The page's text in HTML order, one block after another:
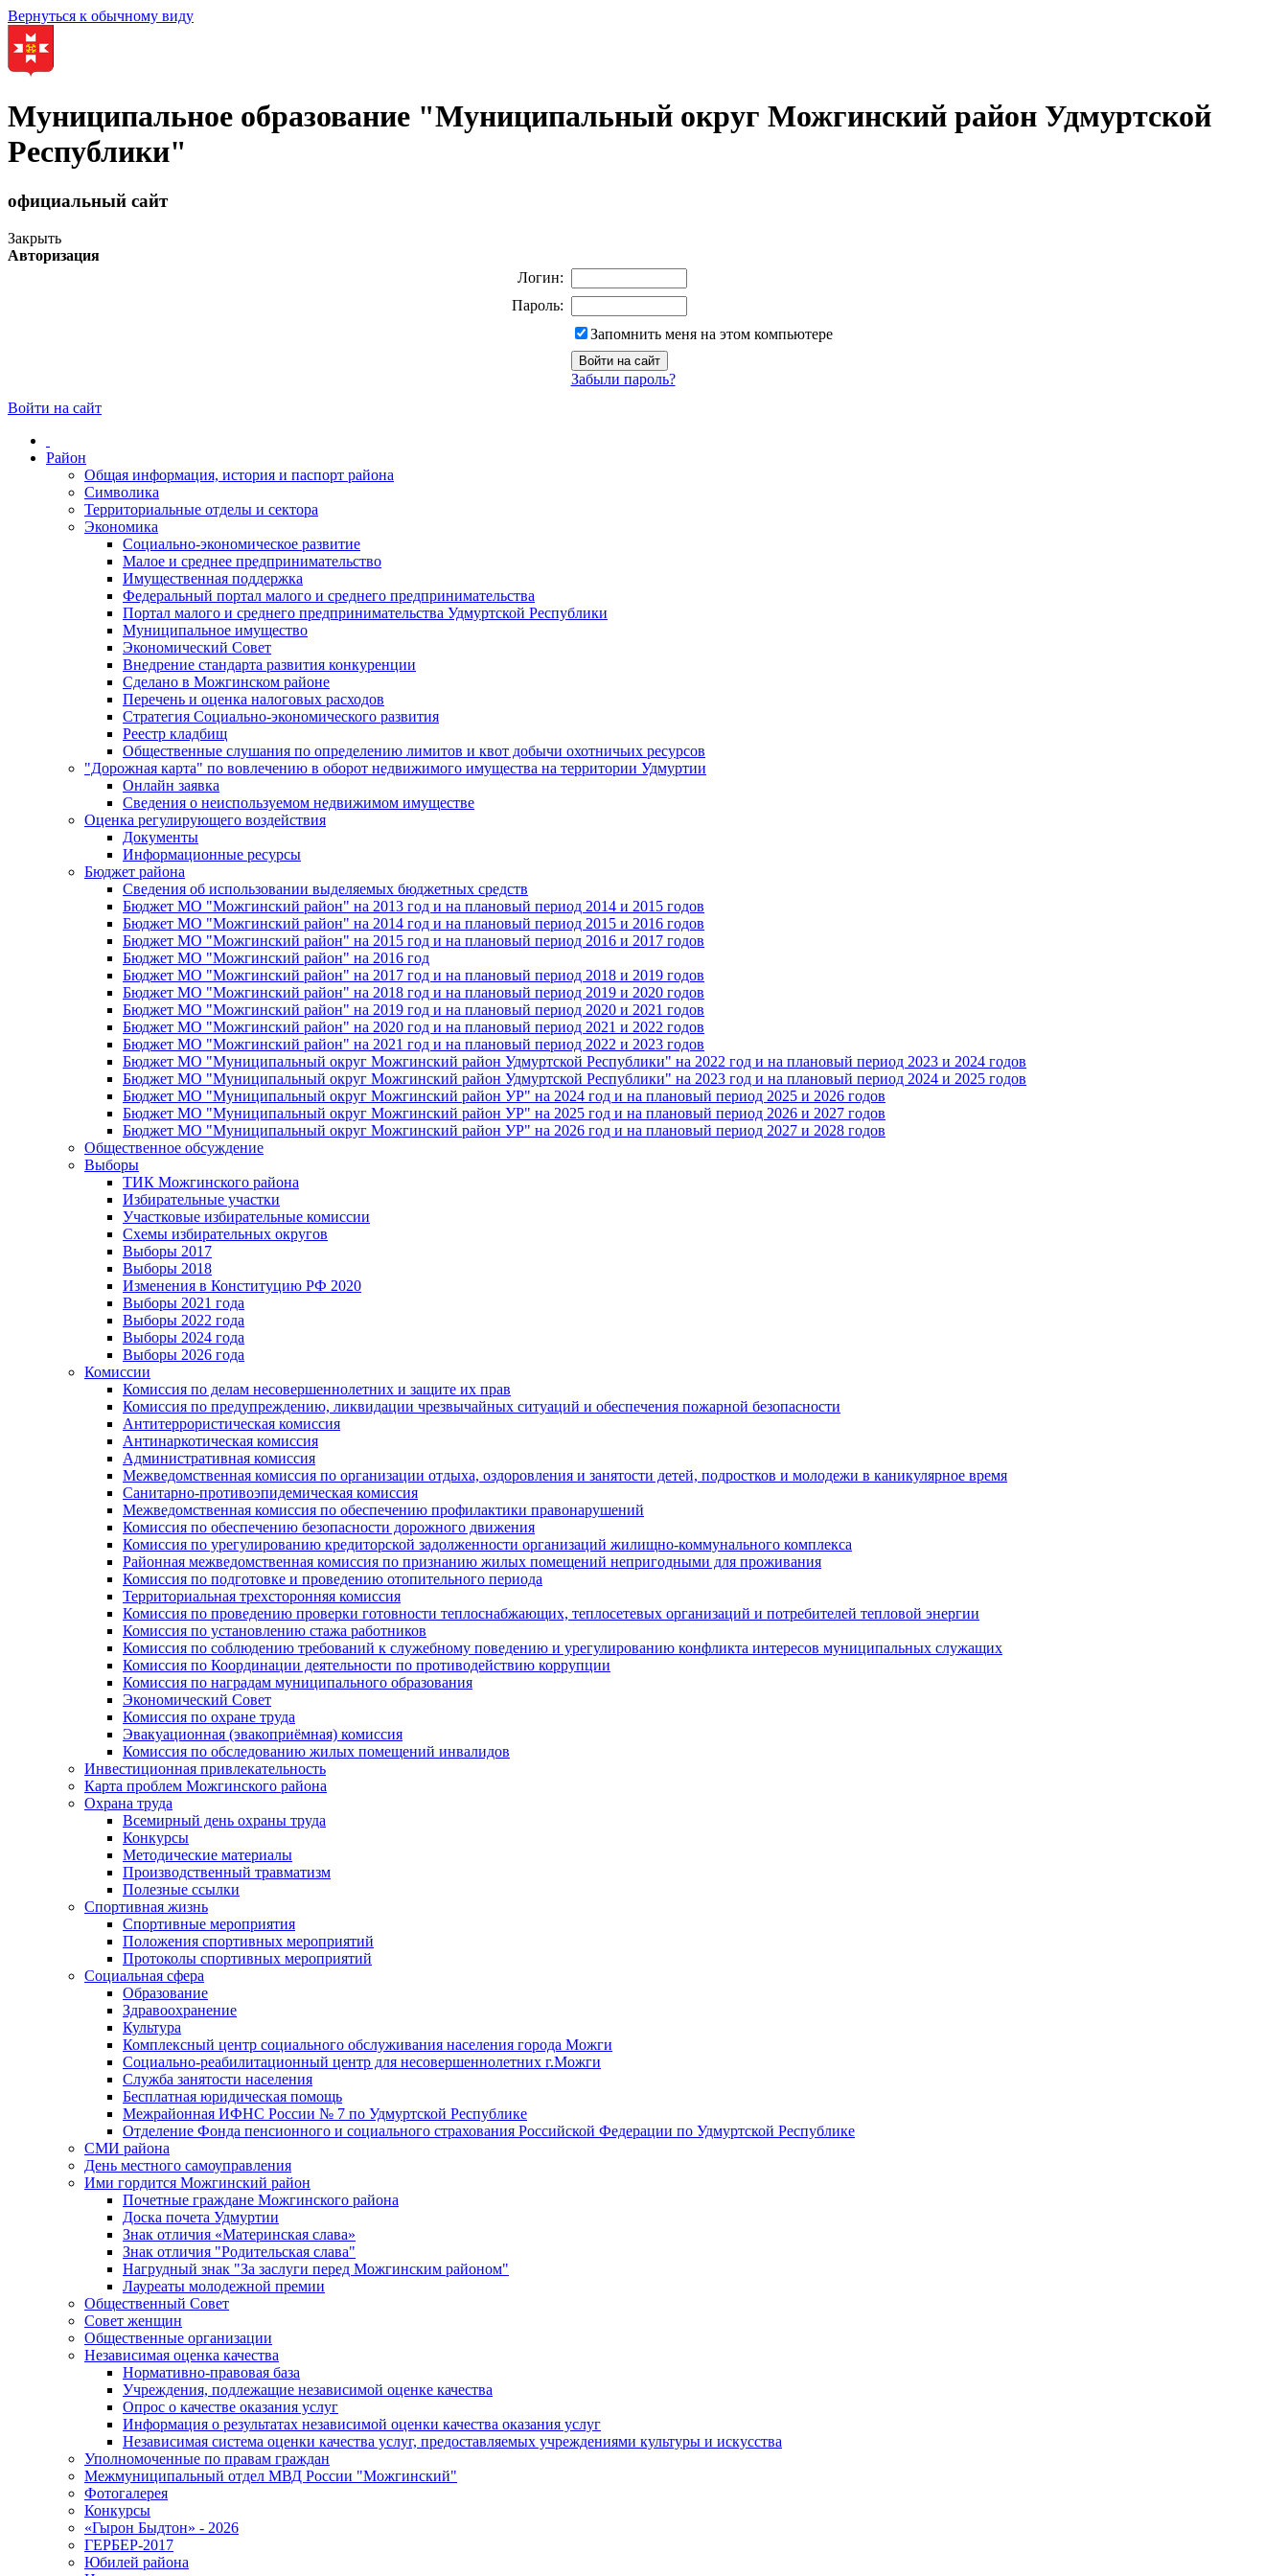
Вернуться к обычному виду
Муниципальное образование "Муниципальный округ Можгинский район Удмуртской
Республики"
официальный сайт
Закрыть
Авторизация
Логин:
Пароль:
Запомнить меня на этом компьютере
Забыли пароль?
Войти на сайт
Район
Общая информация, история и паспорт района
Символика
Территориальные отделы и сектора
Экономика
Социально-экономическое развитие
Малое и среднее предпринимательство
Имущественная поддержка
Федеральный портал малого и среднего предпринимательства
Портал малого и среднего предпринимательства Удмуртской Республики
Муниципальное имущество
Экономический Совет
Внедрение стандарта развития конкуренции
Сделано в Можгинском районе
Перечень и оценка налоговых расходов
Стратегия Социально-экономического развития
Реестр кладбищ
Общественные слушания по определению лимитов и квот добычи охотничьих ресурсов
"Дорожная карта" по вовлечению в оборот недвижимого имущества на территории Удмуртии
Онлайн заявка
Сведения о неиспользуемом недвижимом имуществе
Оценка регулирующего воздействия
Документы
Информационные ресурсы
Бюджет района
Сведения об использовании выделяемых бюджетных средств
Бюджет МО "Можгинский район" на 2013 год и на плановый период 2014 и 2015 годов
Бюджет МО "Можгинский район" на 2014 год и на плановый период 2015 и 2016 годов
Бюджет МО "Можгинский район" на 2015 год и на плановый период 2016 и 2017 годов
Бюджет МО "Можгинский район" на 2016 год
Бюджет МО "Можгинский район" на 2017 год и на плановый период 2018 и 2019 годов
Бюджет МО "Можгинский район" на 2018 год и на плановый период 2019 и 2020 годов
Бюджет МО "Можгинский район" на 2019 год и на плановый период 2020 и 2021 годов
Бюджет МО "Можгинский район" на 2020 год и на плановый период 2021 и 2022 годов
Бюджет МО "Можгинский район" на 2021 год и на плановый период 2022 и 2023 годов
Бюджет МО "Муниципальный округ Можгинский район Удмуртской Республики" на 2022 год и на плановый период 2023 и 2024 годов
Бюджет МО "Муниципальный округ Можгинский район Удмуртской Республики" на 2023 год и на плановый период 2024 и 2025 годов
Бюджет МО "Муниципальный округ Можгинский район УР" на 2024 год и на плановый период 2025 и 2026 годов
Бюджет МО "Муниципальный округ Можгинский район УР" на 2025 год и на плановый период 2026 и 2027 годов
Бюджет МО "Муниципальный округ Можгинский район УР" на 2026 год и на плановый период 2027 и 2028 годов
Общественное обсуждение
Выборы
ТИК Можгинского района
Избирательные участки
Участковые избирательные комиссии
Схемы избирательных округов
Выборы 2017
Выборы 2018
Изменения в Конституцию РФ 2020
Выборы 2021 года
Выборы 2022 года
Выборы 2024 года
Выборы 2026 года
Комиссии
Комиссия по делам несовершеннолетних и защите их прав
Комиссия по предупреждению, ликвидации чрезвычайных ситуаций и обеспечения пожарной безопасности
Антитеррористическая комиссия
Антинаркотическая комиссия
Административная комиссия
Межведомственная комиссия по организации отдыха, оздоровления и занятости детей, подростков и молодежи в каникулярное время
Санитарно-противоэпидемическая комиссия
Межведомственная комиссия по обеспечению профилактики правонарушений
Комиссия по обеспечению безопасности дорожного движения
Комиссия по урегулированию кредиторской задолженности организаций жилищно-коммунального комплекса
Районная межведомственная комиссия по признанию жилых помещений непригодными для проживания
Комиссия по подготовке и проведению отопительного периода
Территориальная трехсторонняя комиссия
Комиссия по проведению проверки готовности теплоснабжающих, теплосетевых организаций и потребителей тепловой энергии
Комиссия по установлению стажа работников
Комиссия по соблюдению требований к служебному поведению и урегулированию конфликта интересов муниципальных служащих
Комиссия по Координации деятельности по противодействию коррупции
Комиссия по наградам муниципального образования
Экономический Совет
Комиссия по охране труда
Эвакуационная (эвакоприёмная) комиссия
Комиссия по обследованию жилых помещений инвалидов
Инвестиционная привлекательность
Карта проблем Можгинского района
Охрана труда
Всемирный день охраны труда
Конкурсы
Методические материалы
Производственный травматизм
Полезные ссылки
Спортивная жизнь
Спортивные мероприятия
Положения спортивных мероприятий
Протоколы спортивных мероприятий
Социальная сфера
Образование
Здравоохранение
Культура
Комплексный центр социального обслуживания населения города Можги
Социально-реабилитационный центр для несовершеннолетних г.Можги
Служба занятости населения
Бесплатная юридическая помощь
Межрайонная ИФНС России № 7 по Удмуртской Республике
Отделение Фонда пенсионного и социального страхования Российской Федерации по Удмуртской Республике
СМИ района
День местного самоуправления
Ими гордится Можгинский район
Почетные граждане Можгинского района
Доска почета Удмуртии
Знак отличия «Материнская слава»
Знак отличия "Родительская слава"
Нагрудный знак "За заслуги перед Можгинским районом"
Лауреаты молодежной премии
Общественный Совет
Совет женщин
Общественные организации
Независимая оценка качества
Нормативно-правовая база
Учреждения, подлежащие независимой оценке качества
Опрос о качестве оказания услуг
Информация о результатах независимой оценки качества оказания услуг
Независимая система оценки качества услуг, предоставляемых учреждениями культуры и искусства
Уполномоченные по правам граждан
Межмуниципальный отдел МВД России "Можгинский"
Фотогалерея
Конкурсы
«Гырон Быдтон» - 2026
ГЕРБЕР-2017
Юбилей района